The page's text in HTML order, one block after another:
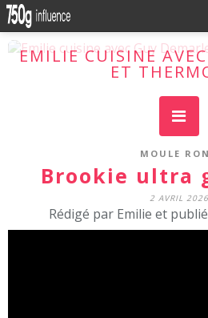
EMILIE CUISINE
ET
Cuisine facile,
MOULE
Brookie ultra
2 AVRIL 2026
Rédigé par Emilie et